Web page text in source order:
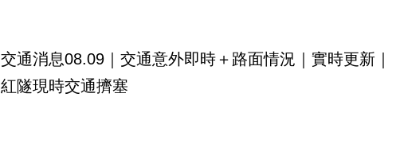
交通消息08.09｜交通意外即時＋路面情況｜實時更新｜
紅隧現時交通擠塞